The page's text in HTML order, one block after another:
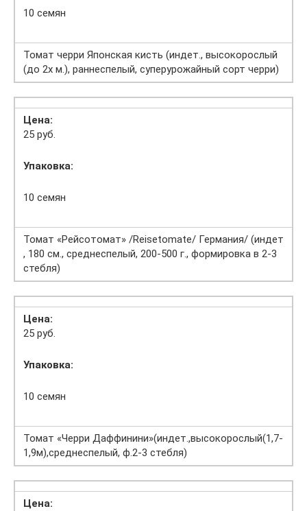
10 семян
Томат черри Японская кисть (индет., высокорослый
(до 2х м.), раннеспелый, суперурожайный сорт черри)
Цена:
25 руб.
Упаковка:
10 семян
Томат «Рейсотомат» /Reisetomate/ Германия/ (индет
, 180 см., среднеспелый, 200-500 г., формировка в 2-3
стебля)
Цена:
25 руб.
Упаковка:
10 семян
Томат «Черри Даффинини»(индет.,высокорослый(1,7-
1,9м),среднеспелый, ф.2-3 стебля)
Цена: